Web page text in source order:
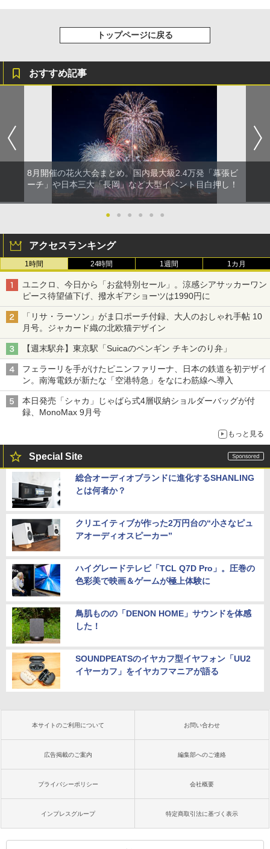
トップページに戻る
おすすめ記事
8月開催の花火大会まとめ。国内最大級2.4万発「幕張ビ
ーチ」や日本三大「長岡」など大型イベント目白押し！
● ● ● ● ● ●
アクセスランキング
1時間 24時間 1週間 1カ月
ユニクロ、今日から「お盆特別セール」。涼感シアサッカーワン
ピース待望値下げ、撥水ギアショーツは1990円に
「リサ・ラーソン」がま口ポーチ付録、大人のおしゃれ手帖 10
月号。ジャカード織の北欧猫デザイン
【週末駅弁】東京駅「Suicaのペンギン チキンのり弁」
フェラーリを手がけたピニンファリーナ、日本の鉄道を初デザイ
ン。南海電鉄が新たな「空港特急」をなにわ筋線へ導入
本日発売「シャカ」じゃばら式4層収納ショルダーバッグが付
録、MonoMax 9月号
もっと見る
Special Site
総合オーディオブランドに進化するSHANLING
とは何者か？
クリエイティブが作った2万円台の“小さなピュ
アオーディオスピーカー”
ハイグレードテレビ「TCL Q7D Pro」。圧巻の
色彩美で映画＆ゲームが極上体験に
鳥肌ものの「DENON HOME」サウンドを体感
した！
SOUNDPEATSのイヤカフ型イヤフォン「UU2
イヤーカフ」をイヤカフマニアが語る
本サイトのご利用について お問い合わせ
広告掲載のご案内 編集部へのご連絡
プライバシーポリシー 会社概要
インプレスグループ 特定商取引法に基づく表示